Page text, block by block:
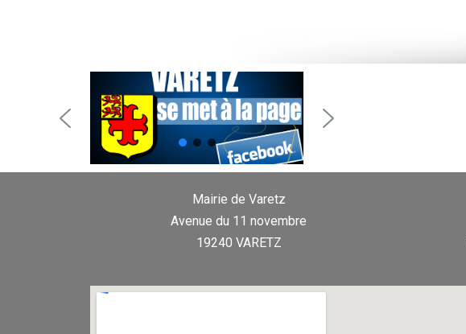
Mairie de Varetz
Avenue du 11 novembre
19240 VARETZ